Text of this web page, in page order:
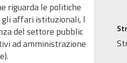
riguarda le politiche
gli affari istituzionali, l
del settore pubblic
ad amministrazione